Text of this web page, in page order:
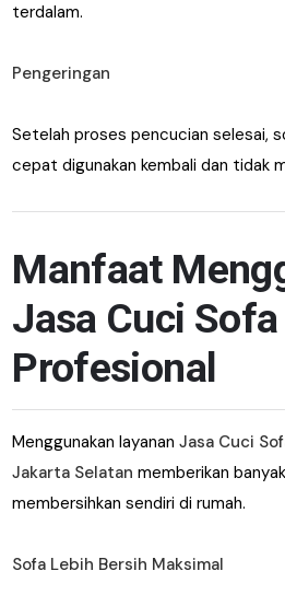
terdalam.
Pengeringan
Setelah proses pencucian selesai,
cepat digunakan kembali dan tidak
Manfaat
Jasa Cuci Sofa
Profesional
Menggunakan layananJasa Cuci
Jakarta Selatan memberikan
membersihkan sendiri di rumah.
Sofa Lebih Bersih Maksimal